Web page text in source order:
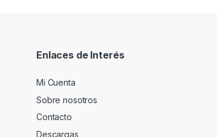
Enlaces de Interés
Mi Cuenta
Sobre nosotros
Contacto
Descargas